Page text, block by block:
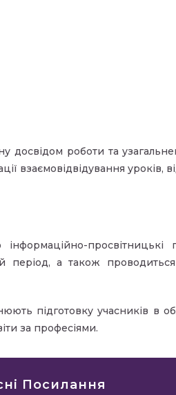
досвідом роботи та
взаємовідвідування уроків,
просвітницькі
а також
підготовку учасників в
за професіями.
Посилання